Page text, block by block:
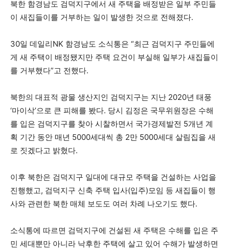
북한 함경남도 검덕지구에서 새 주택을 배정받은 일부 주민들
이 새집들이를 거부하는 일이 발생한 것으로 전해졌다.
30일 데일리NK 함경남도 소식통은 “최근 검덕지구 주민들에
게 새 주택이 배정됐지만 주택 요건이 부실해 일부가 새집들이
를 거부했다”고 전했다.
북한의 대표적 광물 생산지인 검덕지구는 지난 2020년 태풍
‘마이삭’으로 큰 피해를 봤다. 당시 김정은 국무위원장은 수해
를 입은 검덕지구를 찾아 시찰하면서 국가경제발전 5개년 계
획 기간 동안 매년 5000세대씩 총 2만 5000세대 살림집을 새
로 짓겠다고 밝혔다.
이후 북한은 검덕지구 일대에 대규모 주택을 건설하는 사업을
진행했고, 검덕지구 신축 주택 입사(입주)모임 등 새집들이 행
사와 관련한 북한 매체 보도도 여러 차례 나오기도 했다.
소식통에 따르면 검덕지구에 건설된 새 주택은 수해를 입은 주
민 세대뿐만 아니라 낙후한 주택에 살고 있어 수해가 발생하면